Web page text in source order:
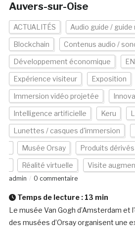
Auvers-sur-Oise
ACTUALITÉS Audio guide / guide
Blockchain Contenus audio /
Développement économique
Expérience visiteur Exposition
Immersion vidéo projetée
Intelligence artificielle Keru
Lunettes / casques d'immersion
Musée Orsay Produits dérivés
Réalité virtuelle Visite
admin
0 commentaire
Temps de lecture : 13 min
Le musée Van Gogh d’Amsterdam et
des musées d’Orsay organisent une